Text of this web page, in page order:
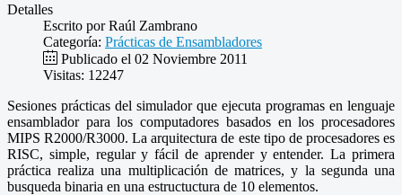
Detalles
Escrito porRaúl Zambrano
Categoría: Prácticas de Ensambladores
Publicado el 02 Noviembre 2011
Visitas: 12247
Sesiones prácticas del simulador que ejecuta programas en lenguaje
ensamblador para los computadores basados en los procesadores
MIPS R2000/R3000. La arquitectura de este tipo de procesadores es
RISC, simple, regular y fácil de aprender y entender. La primera
práctica realiza una multiplicación de matrices, y la segunda una
busqueda binaria en una estructuctura de 10 elementos.